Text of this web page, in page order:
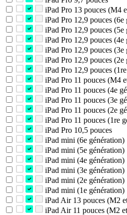
iPad Pro 13 pouces (M4
iPad Pro 12,9 pouces (6e
iPad Pro 12,9 pouces (5e
iPad Pro 12,9 pouces (4e
iPad Pro 12,9 pouces (3e
iPad Pro 12,9 pouces (2e
iPad Pro 12,9 pouces
iPad Pro 11 pouces (M4
iPad Pro 11 pouces (4e
iPad Pro 11 pouces (3e
iPad Pro 11 pouces (2e
iPad Pro 11 pouces (1re
iPad Pro 10,5 pouces
iPad mini (6e génération)
iPad mini (5e génération)
iPad mini (4e génération)
iPad mini (3e génération)
iPad mini (2e génération)
iPad mini (1e génération)
iPad Air 13 pouces (M2
iPad Air 11 pouces (M2